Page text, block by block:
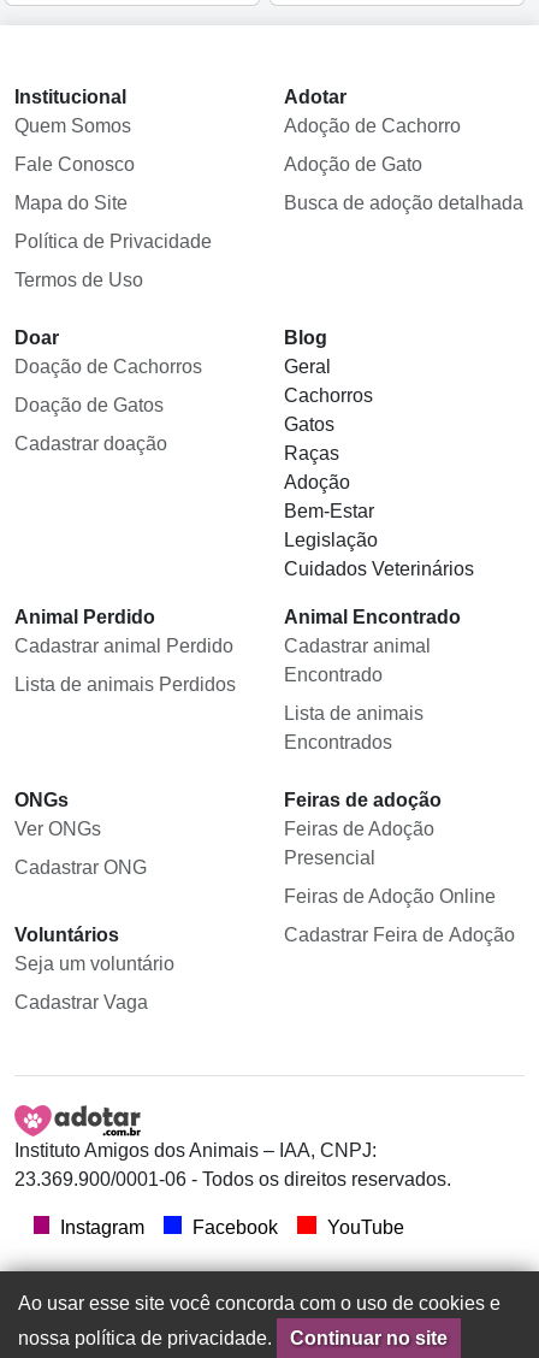
Institucional
Quem Somos
Fale Conosco
Mapa do Site
Política de Privacidade
Termos de Uso
Adotar
Adoção de Cachorro
Adoção de Gato
Busca de adoção detalhada
Doar
Doação de Cachorros
Doação de Gatos
Cadastrar doação
Blog
Geral
Cachorros
Gatos
Raças
Adoção
Bem-Estar
Legislação
Cuidados Veterinários
Animal Perdido
Cadastrar animal Perdido
Lista de animais Perdidos
Animal Encontrado
Cadastrar animal
Encontrado
Lista de animais
Encontrados
ONGs
Ver ONGs
Cadastrar ONG
Voluntários
Seja um voluntário
Cadastrar Vaga
Feiras de adoção
Feiras de Adoção
Presencial
Feiras de Adoção Online
Cadastrar Feira de Adoção
Instituto Amigos dos Animais – IAA, CNPJ:
23.369.900/0001-06 - Todos os direitos reservados.
Instagram Facebook YouTube
Ao usar esse site você concorda com o uso de cookies e
nossa política de privacidade.
Continuar no site